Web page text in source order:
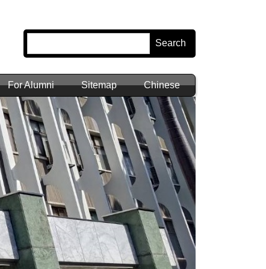
Search
For Alumni Sitemap Chinese